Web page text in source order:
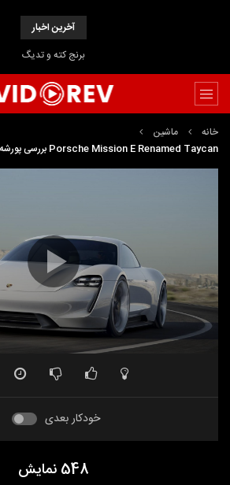
آخرین اخبار
برنج کته و تدیگ
خانه
ماشین
Porsche Mission E Renamed Taycan بررسی پورشه مدل تایکن
خودکار بعدی
548 نمایش